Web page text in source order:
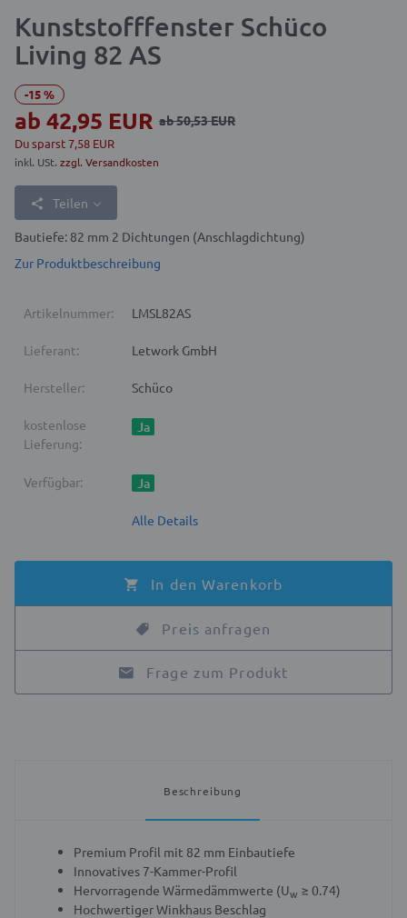
Kunststofffenster Schüco
Living 82 AS
-15 %
ab 42,95 EUR ab50,53 EUR
Du sparst 7,58 EUR
inkl. USt. zzgl. Versandkosten
Teilen
Bautiefe: 82 mm 2 Dichtungen (Anschlagdichtung)
Zur Produktbeschreibung
Artikelnummer: LMSL82AS
Lieferant: Letwork GmbH
Hersteller: Schüco
kostenlose
Lieferung:
Ja
Verfügbar: Ja
Alle Details
In den Warenkorb
Preis anfragen
Frage zum Produkt
Beschreibung
Premium Profil mit 82 mm Einbautiefe
Innovatives 7-Kammer-Profil
Hervorragende Wärmedämmwerte (Uw ≥ 0.74)
Hochwertiger Winkhaus Beschlag